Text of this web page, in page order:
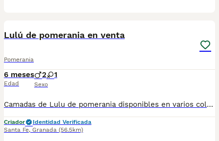
Lulú de pomerania en venta
Pomerania
6 meses
Edad
2 1
Sexo
Camadas de Lulu de pomerania disponibles en varios colores y tonalidades. Machos y hembras. Criadores responsables y familiares. Se entregan a partir de 2 meses de edad y sus vacunas correspondientes, desparasitados. Todos los cachorros son descendientes de las mejores líneas nacionales. Se entregan en toda España con transporte de alta calidad preparado para animales, van en vehículo climatizado con chófer particular a cargo del comprador. Si tienes dudas o consultas sobre la raza, podemos resolver tus dudas por whats app ;) Abogamos por una cría nacional (no en países del este) en un ambiente familiar con personas con vocación en una cría ética y responsable, y que por encima de todo, aman a los animales Teléfono / Whats app: 641 92 23 90
Criador
Identidad Verificada
Santa Fe, Granada (56.5km)